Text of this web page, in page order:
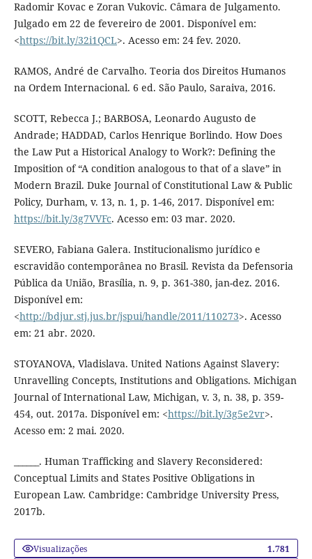
Radomir Kovac e Zoran Vukovic. Câmara de Julgamento.
Julgado em 22 de fevereiro de 2001. Disponível em:
<https://bit.ly/32i1QCL>. Acesso em: 24 fev. 2020.
RAMOS, André de Carvalho. Teoria dos Direitos Humanos
na Ordem Internacional. 6 ed. São Paulo, Saraiva, 2016.
SCOTT, Rebecca J.; BARBOSA, Leonardo Augusto de
Andrade; HADDAD, Carlos Henrique Borlindo. How Does
the Law Put a Historical Analogy to Work?: Defining the
Imposition of “A condition analogous to that of a slave” in
Modern Brazil. Duke Journal of Constitutional Law & Public
Policy, Durham, v. 13, n. 1, p. 1-46, 2017. Disponível em:
https://bit.ly/3g7VVFc. Acesso em: 03 mar. 2020.
SEVERO, Fabiana Galera. Institucionalismo jurídico e
escravidão contemporânea no Brasil. Revista da Defensoria
Pública da União, Brasília, n. 9, p. 361-380, jan-dez. 2016.
Disponível em:
<http://bdjur.stj.jus.br/jspui/handle/2011/110273>. Acesso
em: 21 abr. 2020.
STOYANOVA, Vladislava. United Nations Against Slavery:
Unravelling Concepts, Institutions and Obligations. Michigan
Journal of International Law, Michigan, v. 3, n. 38, p. 359-
454, out. 2017a. Disponível em: <https://bit.ly/3g5e2vr>.
Acesso em: 2 mai. 2020.
______. Human Trafficking and Slavery Reconsidered:
Conceptual Limits and States Positive Obligations in
European Law. Cambridge: Cambridge University Press,
2017b.
Visualizações
1.781